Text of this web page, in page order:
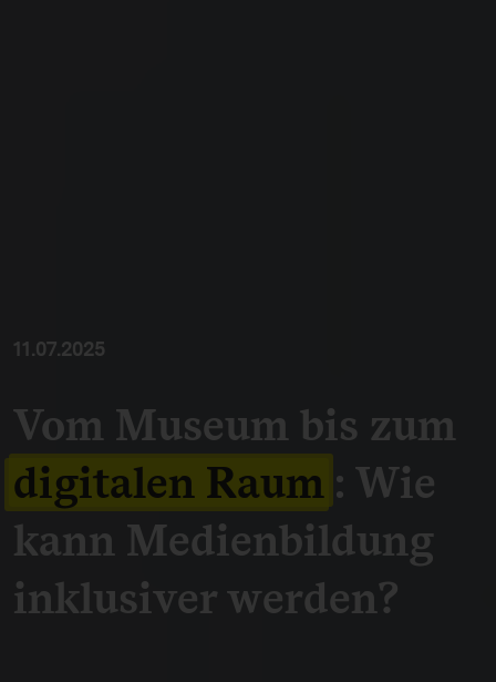
11.07.2025
Vom Museum bis zum
digitalen Raum : Wie
kann Medienbildung
inklusiver werden?